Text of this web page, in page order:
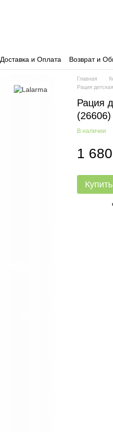
Доставка и Оплата Возврат и
Главная
Рация
Рация
(26606)
В наличии
1
Купить